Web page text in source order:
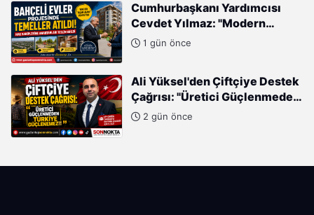
Cumhurbaşkanı Yardımcısı
Cevdet Yılmaz: "Modern
Türkiye'nin İmarında
1 gün önce
Ali Yüksel'den Çiftçiye Destek
Çağrısı: "Üretici Güçlenmeden
Türkiye Güçlenemez!"
2 gün önce